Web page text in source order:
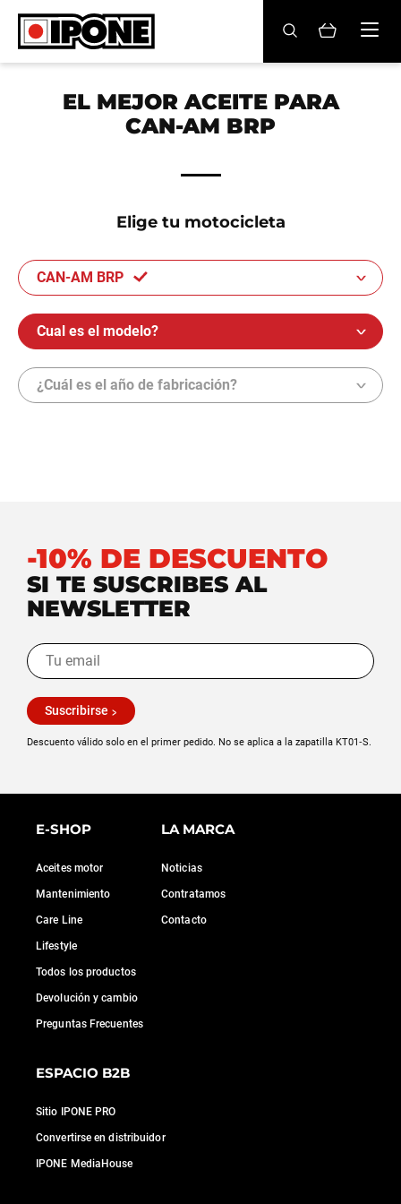
Ipone
ACEITES MOTOR
CONSERVACIÓN
LA MARCA
Mi cuenta
EL MEJOR ACEITE PARA
CAN-AM BRP
Elige tu motocicleta
CAN-AM BRP
Cual es el modelo?
¿Cuál es el año de fabricación?
-10% DE DESCUENTO
SI TE SUSCRIBES AL
NEWSLETTER
Suscribirse
Descuento válido solo en el primer pedido. No se aplica a la zapatilla KT01‑S.
E-SHOP
Aceites motor
Mantenimiento
Care Line
Lifestyle
Todos los productos
Devolución y cambio
Preguntas Frecuentes
LA MARCA
Noticias
Contratamos
Contacto
ESPACIO B2B
Sitio IPONE PRO
Convertirse en distribuidor
IPONE MediaHouse